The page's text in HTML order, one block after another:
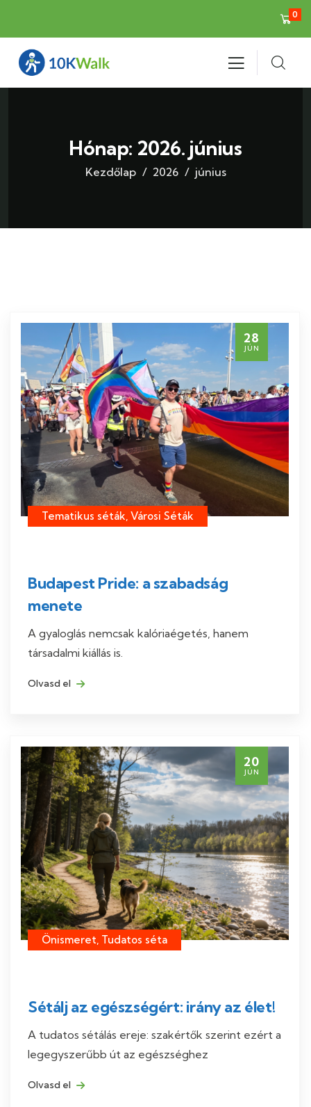
0
Hónap: 2026. június
Kezdőlap 2026 június
28
JÚN
Tematikus séták, Városi Séták
Budapest Pride: a szabadság
menete
A gyaloglás nemcsak kalóriaégetés, hanem
társadalmi kiállás is.
Olvasd el
20
JÚN
Önismeret, Tudatos séta
Sétálj az egészségért: irány az élet!
A tudatos sétálás ereje: szakértők szerint ezért a
legegyszerűbb út az egészséghez
Olvasd el